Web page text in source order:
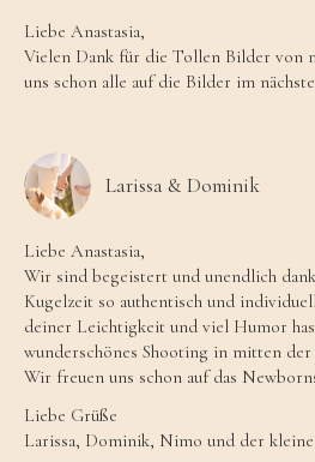
Liebe Anastasia,
Vielen Dank für die Tollen Bilder von
uns schon alle auf die Bilder im
Larissa & Dominik
Liebe Anastasia,
Wir sind begeistert und unendlich
Kugelzeit so authentisch und
deiner Leichtigkeit und viel Humor
wunderschönes Shooting in mitten
Wir freuen uns schon auf das
Liebe Grüße
Larissa, Dominik, Nimo und der kleine